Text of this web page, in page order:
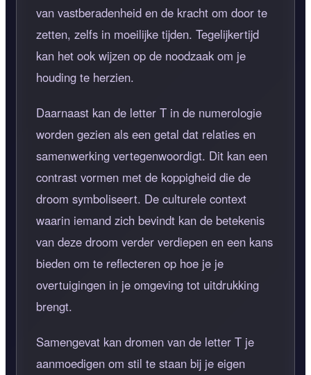
van vastberadenheid en de kracht om door te
zetten, zelfs in moeilijke tijden. Tegelijkertijd
kan het ook wijzen op de noodzaak om je
houding te herzien.
Daarnaast kan de letter T in de numerologie
worden gezien als een getal dat relaties en
samenwerking vertegenwoordigt. Dit kan een
contrast vormen met de koppigheid die de
droom symboliseert. De culturele context
waarin iemand zich bevindt kan de betekenis
van deze droom verder verdiepen en een kans
bieden om te reflecteren op hoe je je
overtuigingen in je omgeving tot uitdrukking
brengt.
Samengevat kan dromen van de letter T je
aanmoedigen om stil te staan bij je eigen